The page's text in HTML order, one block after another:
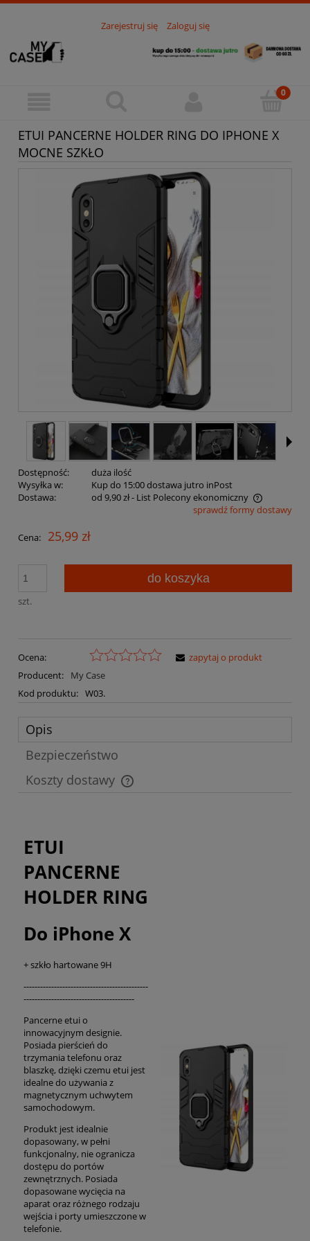
Zarejestruj się Zaloguj się
ETUI PANCERNE HOLDER RING DO IPHONE X
MOCNE SZKŁO
Dostępność:
duża ilość
Wysyłka w:
Kup do 15:00 dostawa jutro inPost
Dostawa:
od 9,90 zł- List Polecony ekonomiczny
Cena nie zawiera ewentualnych kosztów płatnościsprawdź formy dostawy
Cena: 25,99 zł
szt.
do koszyka
Ocena:
Producent:
My Case
Kod produktu: W03.
zapytaj o produkt
Opis
Bezpieczeństwo
Koszty dostawy
Cena nie zawiera ewentualnych kosztów płatności
ETUI
PANCERNE
HOLDER RING
Do iPhone X
+ szkło hartowane 9H
---------------------------------------------
----------------------------------------
Pancerne etui o
innowacyjnym designie.
Posiada pierścień do
trzymania telefonu oraz
blaszkę, dzięki czemu etui jest
idealne do używania z
magnetycznym uchwytem
samochodowym.
Produkt jest idealnie
dopasowany, w pełni
funkcjonalny, nie ogranicza
dostępu do portów
zewnętrznych. Posiada
dopasowane wycięcia na
aparat oraz różnego rodzaju
wejścia i porty umieszczone w
telefonie.